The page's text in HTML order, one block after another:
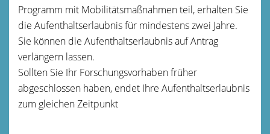
Programm mit Mobilitätsmaßnahmen teil, erhalten Sie
die Aufenthaltserlaubnis für mindestens zwei Jahre.
Sie können die Aufenthaltserlaubnis auf Antrag
verlängern lassen.
Sollten Sie Ihr Forschungsvorhaben früher
abgeschlossen haben, endet Ihre Aufenthaltserlaubnis
zum gleichen Zeitpunkt